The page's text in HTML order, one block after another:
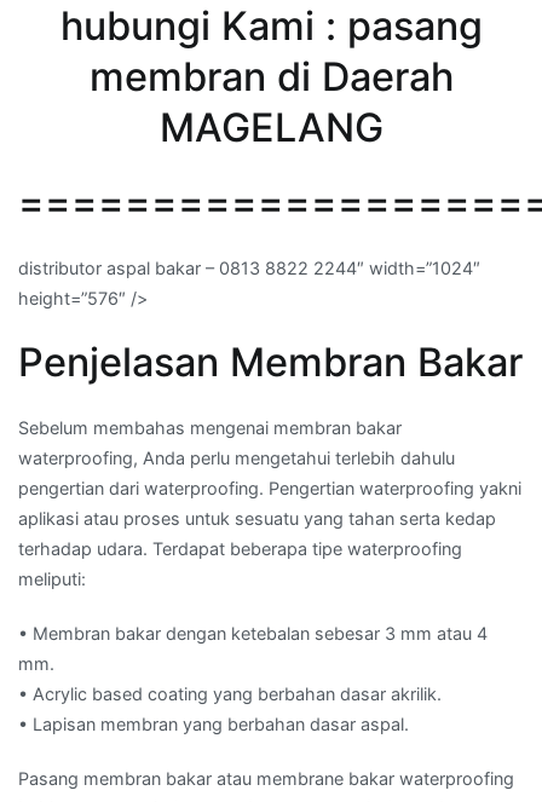
hubungi Kami : pasang
membran di Daerah
MAGELANG
distributor aspal bakar – 0813 8822 2244″ width=”1024″
height=”576″ />
Penjelasan Membran Bakar
Sebelum membahas mengenai membran bakar
waterproofing, Anda perlu mengetahui terlebih dahulu
pengertian dari waterproofing. Pengertian waterproofing yakni
aplikasi atau proses untuk sesuatu yang tahan serta kedap
terhadap udara. Terdapat beberapa tipe waterproofing
meliputi:
• Membran bakar dengan ketebalan sebesar 3 mm atau 4
mm.
• Acrylic based coating yang berbahan dasar akrilik.
• Lapisan membran yang berbahan dasar aspal.
Pasang membran bakar atau membrane bakar waterproofing